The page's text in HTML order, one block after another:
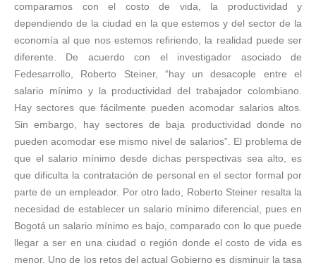
comparamos con el costo de vida, la productividad y
dependiendo de la ciudad en la que estemos y del sector de la
economía al que nos estemos refiriendo, la realidad puede ser
diferente. De acuerdo con el investigador asociado de
Fedesarrollo, Roberto Steiner, “hay un desacople entre el
salario mínimo y la productividad del trabajador colombiano.
Hay sectores que fácilmente pueden acomodar salarios altos.
Sin embargo, hay sectores de baja productividad donde no
pueden acomodar ese mismo nivel de salarios”. El problema de
que el salario mínimo desde dichas perspectivas sea alto, es
que dificulta la contratación de personal en el sector formal por
parte de un empleador. Por otro lado, Roberto Steiner resalta la
necesidad de establecer un salario mínimo diferencial, pues en
Bogotá un salario mínimo es bajo, comparado con lo que puede
llegar a ser en una ciudad o región donde el costo de vida es
menor. Uno de los retos del actual Gobierno es disminuir la tasa